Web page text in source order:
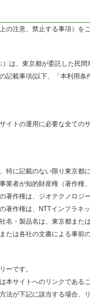
の注意、禁止する事項）を
は、東京都が委託した民
記載事項(以下、「本利用
イトの運用に必要な全て
特に記載のない限り東京
業者が知的財産権（著作権
著作権は、ジオテクノロジ
著作権は、NTTインフラネ
名・製品名は、東京都ま
たは各社の文書による事前
ーです。
本サイトへのリンクである
法が下記に該当する場合、